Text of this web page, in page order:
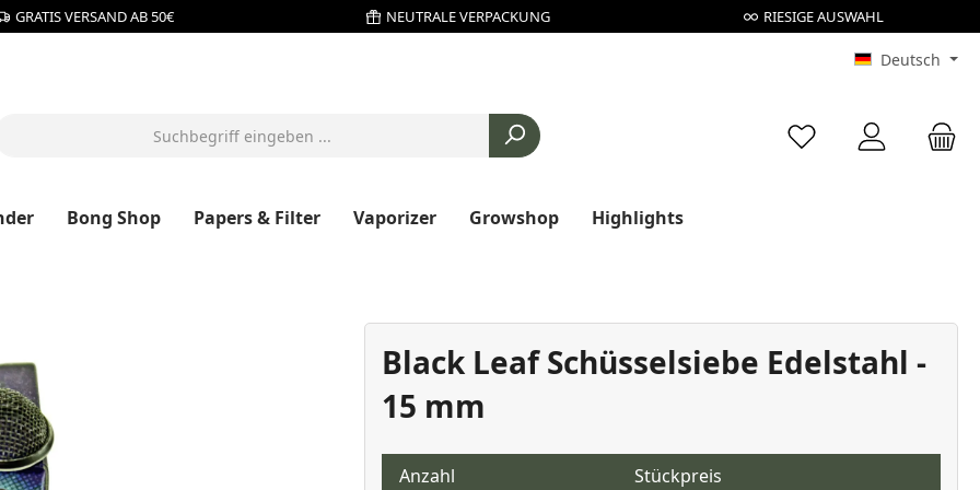
GRATIS VERSAND AB 50€ NEUTRALE VERPACKUNG RIESIGE AUSWAHL
Deutsch
Du hast 0 Produkte
Bong Shop Papers & Filter Vaporizer Growshop Highlights
Black Leaf Schüsselsiebe Edelstahl -
15 mm
Anzahl Stückpreis